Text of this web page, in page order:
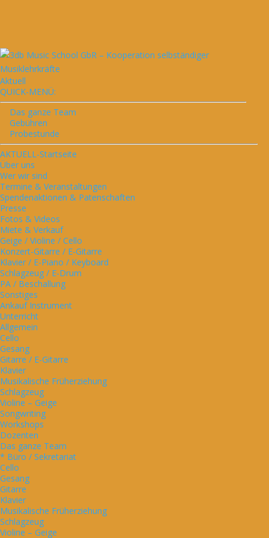
Aktuell
QUICK-MENÜ:
Das ganze Team
Gebühren
Probestunde
AKTUELL-Startseite
Über uns
Wer wir sind
Termine & Veranstaltungen
Spendenaktionen & Patenschaften
Presse
Fotos & Videos
Miete & Verkauf
Geige / Violine / Cello
Konzert-Gitarre / E-Gitarre
Klavier / E-Piano / Keyboard
Schlagzeug / E-Drum
PA / Beschallung
Sonstiges
Ankauf Instrument
Unterricht
Allgemein
Cello
Gesang
Gitarre / E-Gitarre
Klavier
Musikalische Früherziehung
Schlagzeug
Violine – Geige
Songwriting
Workshops
Dozenten
Das ganze Team
* Büro / Sekretariat
Cello
Gesang
Gitarre
Klavier
Musikalische Früherziehung
Schlagzeug
Violine – Geige